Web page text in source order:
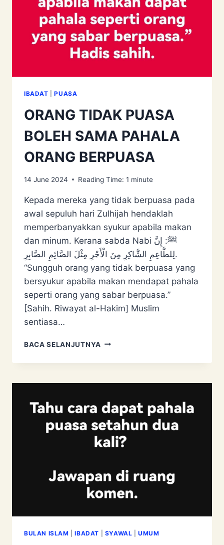
IBADAT |PUASA
ORANG TIDAK PUASA
BOLEH SAMA PAHALA
ORANG BERPUASA
14 June 2024 Reading Time: 1 minute
Kepada mereka yang tidak berpuasa pada
awal sepuluh hari Zulhijah hendaklah
memperbanyakkan syukur apabila makan
dan minum. Kerana sabda Nabi ﷺ: إِنَّ
‌لِلطَّاعِمِ ‌الشَّاكِرِ مِنَ الْأَجْرِ مِثْلَ الصَّائِمِ الصَّابِرِ.
“Sungguh orang yang tidak berpuasa yang
bersyukur apabila makan mendapat pahala
seperti orang yang sabar berpuasa.”
[Sahih. Riwayat al-Hakim] Muslim
sentiasa…
BACA SELANJUTNYA ORANG
PUASA
SAMA
ORANG
BERPUASA
BULAN ISLAM |IBADAT SYAWAL |UMUM